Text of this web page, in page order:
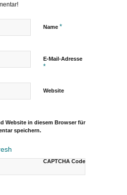
Name *
E-Mail-Adresse
*
Website
Website in diesem Browser für
speichern.
CAPTCHA Code